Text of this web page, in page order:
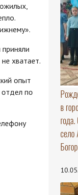
хватает.
опыт
по
в
село